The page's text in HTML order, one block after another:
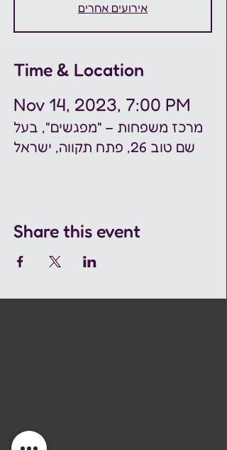
אירועים אחרים
Time & Location
Nov 14, 2023, 7:00 PM
מרכז משפחות – "מפגשים", בעל
שם טוב 26, פתח תקווה, ישראל
Share this event